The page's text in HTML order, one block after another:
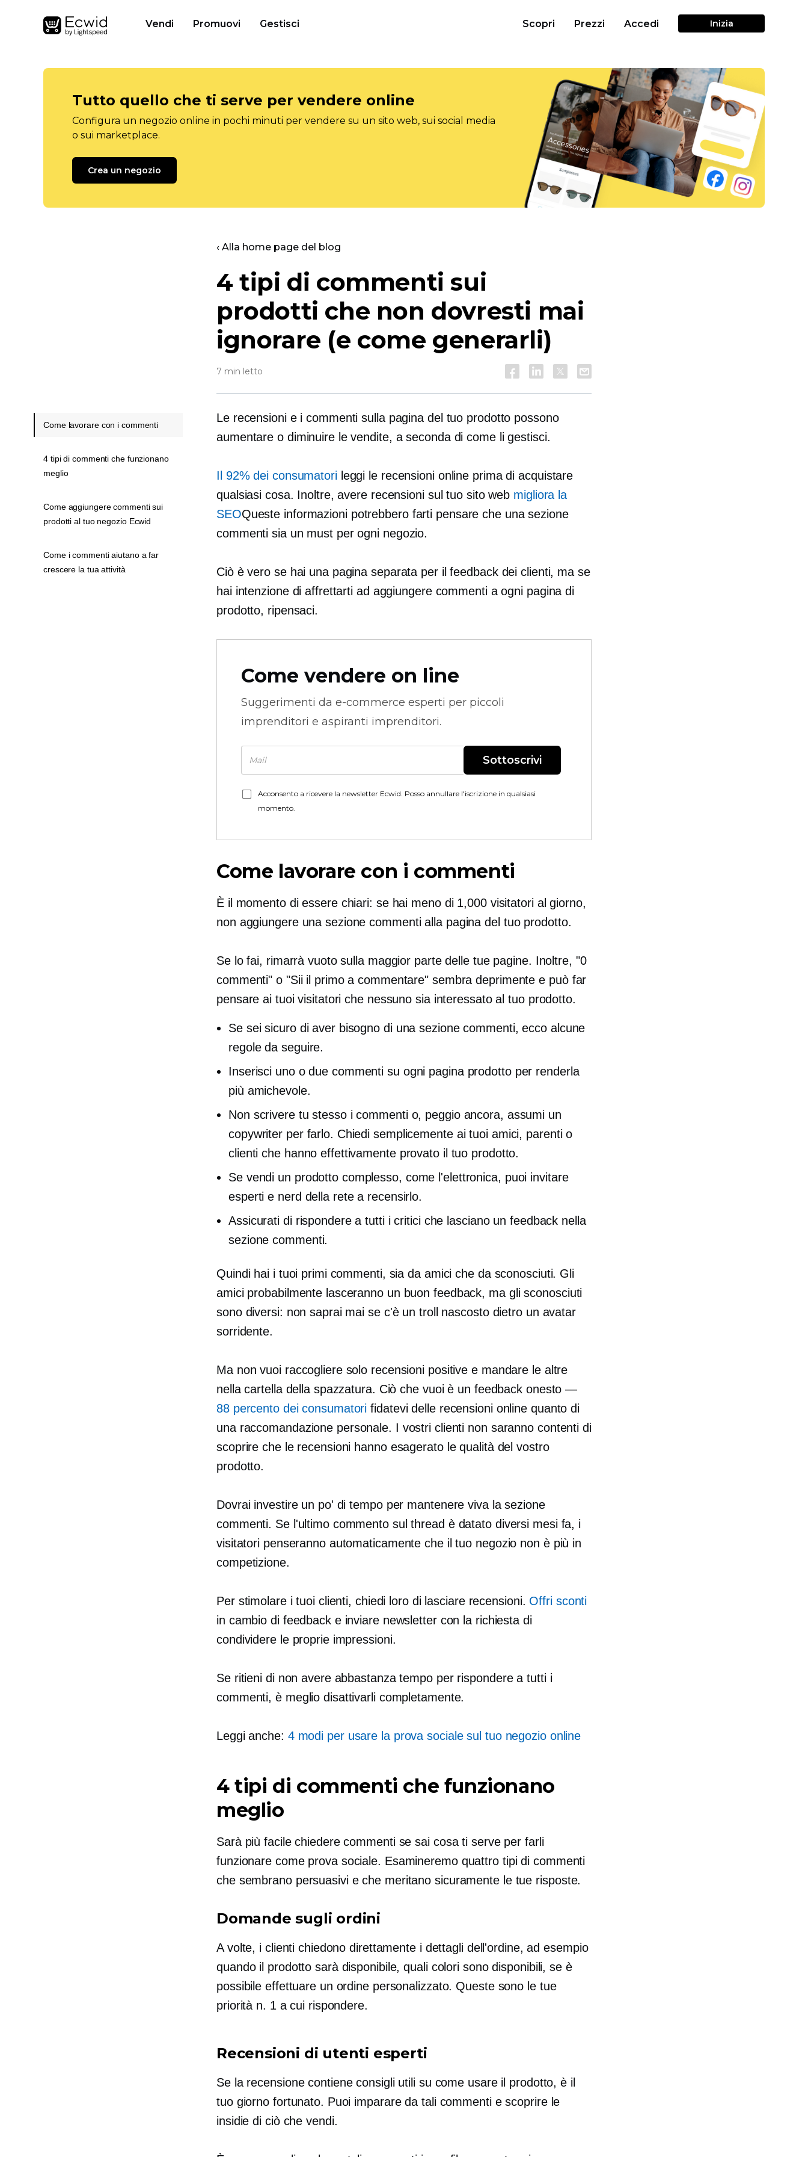
Vendi Promuovi Gestisci Scopri Prezzi Accedi Inizia
Tutto quello che ti serve per vendere online
Configura un negozio online in pochi minuti per vendere su un sito web, sui social media
o sui marketplace.
Crea un negozio
‹ Alla home page del blog
4 tipi di commenti sui
prodotti che non dovresti mai
ignorare (e come generarli)
7 min letto
Le recensioni e i commenti sulla pagina del tuo prodotto possono
aumentare o diminuire le vendite, a seconda di come li gestisci.
Il 92% dei consumatorileggi le recensioni online prima di acquistare
qualsiasi cosa. Inoltre, avere recensioni sul tuo sito web migliora la
SEOQueste informazioni potrebbero farti pensare che una sezione
commenti sia un must per ogni negozio.
Ciò è vero se hai una pagina separata per il feedback dei clienti, ma se
hai intenzione di affrettarti ad aggiungere commenti a ogni pagina di
prodotto, ripensaci.
Come vendere on line
Suggerimenti da e-commerce esperti per piccoli
imprenditori e aspiranti imprenditori.
Sottoscrivi
Acconsento a ricevere la newsletter Ecwid. Posso annullare l'iscrizione in qualsiasi
momento.
Come lavorare con i commenti
È il momento di essere chiari: se hai meno di 1,000 visitatori al giorno,
non aggiungere una sezione commenti alla pagina del tuo prodotto.
Se lo fai, rimarrà vuoto sulla maggior parte delle tue pagine. Inoltre, "0
commenti" o "Sii il primo a commentare" sembra deprimente e può far
pensare ai tuoi visitatori che nessuno sia interessato al tuo prodotto.
Se sei sicuro di aver bisogno di una sezione commenti, ecco alcune
regole da seguire.
Inserisci uno o due commenti su ogni pagina prodotto per renderla
più amichevole.
Non scrivere tu stesso i commenti o, peggio ancora, assumi un
copywriter per farlo. Chiedi semplicemente ai tuoi amici, parenti o
clienti che hanno effettivamente provato il tuo prodotto.
Se vendi un prodotto complesso, come l'elettronica, puoi invitare
esperti e nerd della rete a recensirlo.
Assicurati di rispondere a tutti i critici che lasciano un feedback nella
sezione commenti.
Quindi hai i tuoi primi commenti, sia da amici che da sconosciuti. Gli
amici probabilmente lasceranno un buon feedback, ma gli sconosciuti
sono diversi: non saprai mai se c'è un troll nascosto dietro un avatar
sorridente.
Ma non vuoi raccogliere solo recensioni positive e mandare le altre
nella cartella della spazzatura. Ciò che vuoi è un feedback onesto —
88 percento dei consumatori fidatevi delle recensioni online quanto di
una raccomandazione personale. I vostri clienti non saranno contenti di
scoprire che le recensioni hanno esagerato le qualità del vostro
prodotto.
Dovrai investire un po' di tempo per mantenere viva la sezione
commenti. Se l'ultimo commento sul thread è datato diversi mesi fa, i
visitatori penseranno automaticamente che il tuo negozio non è più in
competizione.
Per stimolare i tuoi clienti, chiedi loro di lasciare recensioni. Offri sconti
in cambio di feedback e inviare newsletter con la richiesta di
condividere le proprie impressioni.
Se ritieni di non avere abbastanza tempo per rispondere a tutti i
commenti, è meglio disattivarli completamente.
Leggi anche: 4 modi per usare la prova sociale sul tuo negozio online
4 tipi di commenti che funzionano
meglio
Sarà più facile chiedere commenti se sai cosa ti serve per farli
funzionare come prova sociale. Esamineremo quattro tipi di commenti
che sembrano persuasivi e che meritano sicuramente le tue risposte.
Domande sugli ordini
A volte, i clienti chiedono direttamente i dettagli dell'ordine, ad esempio
quando il prodotto sarà disponibile, quali colori sono disponibili, se è
possibile effettuare un ordine personalizzato. Queste sono le tue
priorità n. 1 a cui rispondere.
Recensioni di utenti esperti
Se la recensione contiene consigli utili su come usare il prodotto, è il
tuo giorno fortunato. Puoi imparare da tali commenti e scoprire le
insidie ​​di ciò che vendi.
Come lavorare con i commenti
4 tipi di commenti che funzionano
meglio
Come aggiungere commenti sui
prodotti al tuo negozio Ecwid
Come i commenti aiutano a far
crescere la tua attività